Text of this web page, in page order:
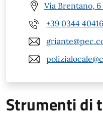
Via Brentano, 6
+39 0344 40416
Strumenti di